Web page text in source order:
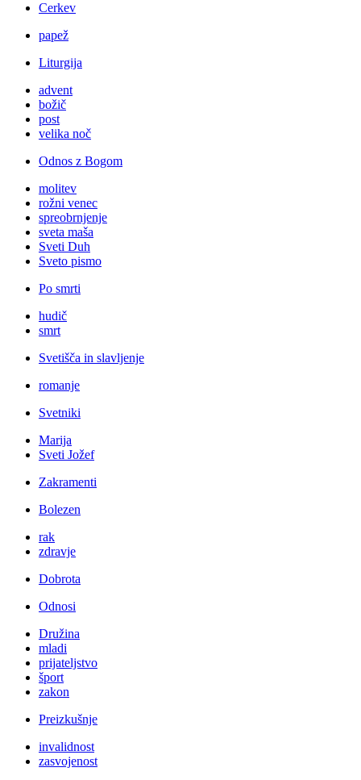
Cerkev
papež
Liturgija
advent
božič
post
velika noč
Odnos z Bogom
molitev
rožni venec
spreobrnjenje
sveta maša
Sveti Duh
Sveto pismo
Po smrti
hudič
smrt
Svetišča in slavljenje
romanje
Svetniki
Marija
Sveti Jožef
Zakramenti
Bolezen
rak
zdravje
Dobrota
Odnosi
Družina
mladi
prijateljstvo
šport
zakon
Preizkušnje
invalidnost
zasvojenost